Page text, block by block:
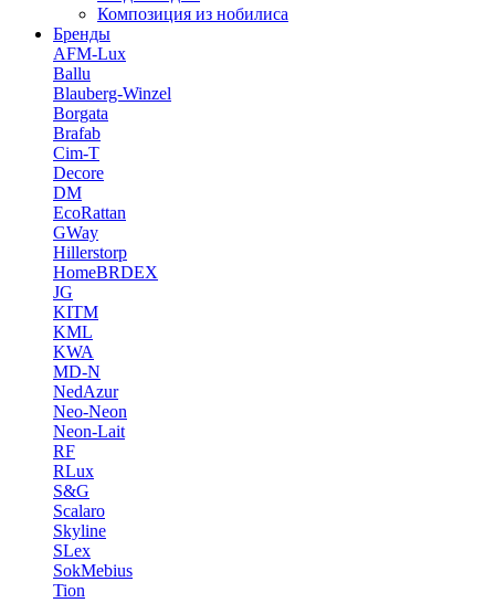
Композиция из нобилиса
Бренды
AFM-Lux
Ballu
Blauberg-Winzel
Borgata
Brafab
Cim-T
Decore
DM
EcoRattan
GWay
Hillerstorp
HomeBRDEX
JG
KITM
KML
KWA
MD-N
NedAzur
Neo-Neon
Neon-Lait
RF
RLux
S&G
Scalaro
Skyline
SLex
SokMebius
Tion